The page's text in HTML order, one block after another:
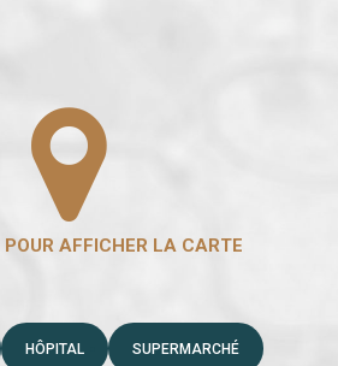
HÔPITAL SUPERMARCHÉ